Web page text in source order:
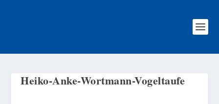
Heiko-Anke-Wortmann-Vogeltaufe